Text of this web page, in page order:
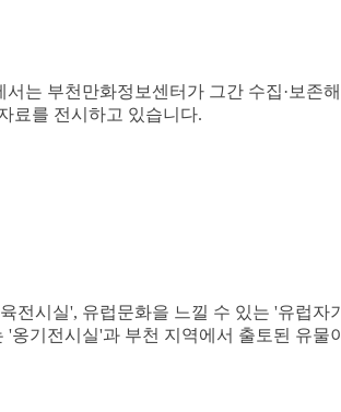
는 부천만화정보센터가 그간 수집·보존
료를 전시하고 있습니다.
전시실', 유럽문화을 느낄 수 있는 '유럽자
옹기전시실'과 부천 지역에서 출토된 유물